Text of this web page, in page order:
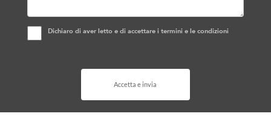
Dichiaro di aver letto e di accettare i termini e le condizioni
Accetta e invia